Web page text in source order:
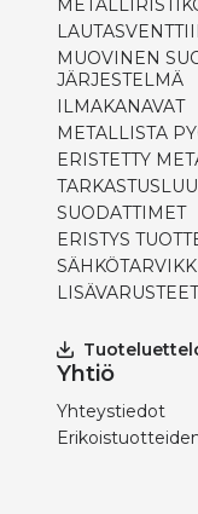
MUOVINEN
JÄRJESTELMÄ
ILMAKANAVAT
METALLISTA
ERISTETTY
SUODATTIMET
ERISTYS
LISÄVARUSTEET
Yhtiö
Yhteystiedot